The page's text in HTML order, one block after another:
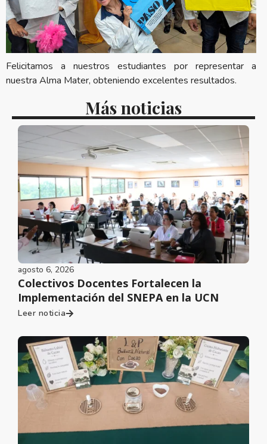
Felicitamos a nuestros estudiantes por representar a
nuestra Alma Mater, obteniendo excelentes resultados.
Más noticias
agosto 6, 2026
Colectivos Docentes Fortalecen la
Implementación del SNEPA en la UCN
Leer noticia